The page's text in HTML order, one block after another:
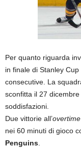
Per quanto riguarda
in finale di Stanley
consecutive. La
sconfitta il 27
soddisfazioni.
Due vittorie all’overtime
nei 60 minuti di gioco
Penguins